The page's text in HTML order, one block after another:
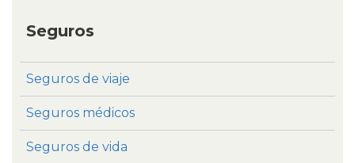
Seguros
Seguros de viaje
Seguros médicos
Seguros de vida